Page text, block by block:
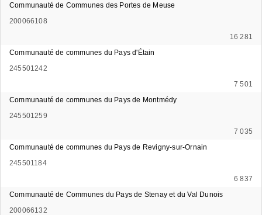
Communauté de Communes des Portes de Meuse
200066108
16 281
Communauté de communes du Pays d'Étain
245501242
7 501
Communauté de communes du Pays de Montmédy
245501259
7 035
Communauté de communes du Pays de Revigny-sur-Ornain
245501184
6 837
Communauté de Communes du Pays de Stenay et du Val Dunois
200066132